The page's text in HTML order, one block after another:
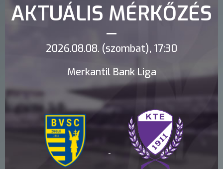
AKTUÁLIS MÉRKŐZÉS
2026.08.08. (szombat), 17:30
Merkantil Bank Liga
-